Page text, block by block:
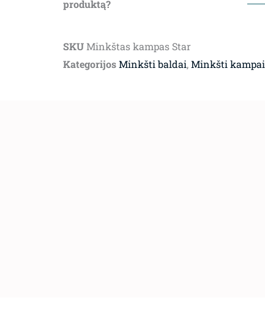
produktą?
SKU Minkštas kampas Star
KategorijosMinkšti baldai,Minkšti kampai